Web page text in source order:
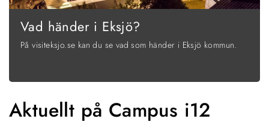
Vad händer i Eksjö?
På visiteksjo.se kan du se vad som händer i Eksjö kommun.
Aktuellt på Campus i12